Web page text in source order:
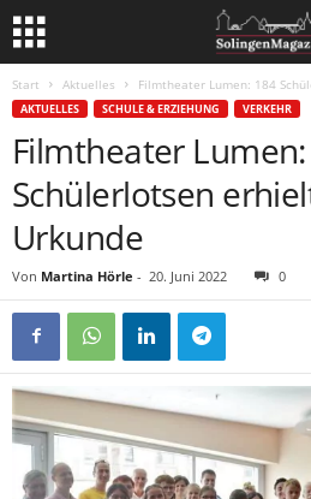
Start Aktuelles Filmtheater Lumen: 184
AKTUELLES SCHULE & ERZIEHUNG VERKEHR
Filmtheater
Schülerlotsen
Urkunde
Von Martina Hörle - 20. Juni 2022 0